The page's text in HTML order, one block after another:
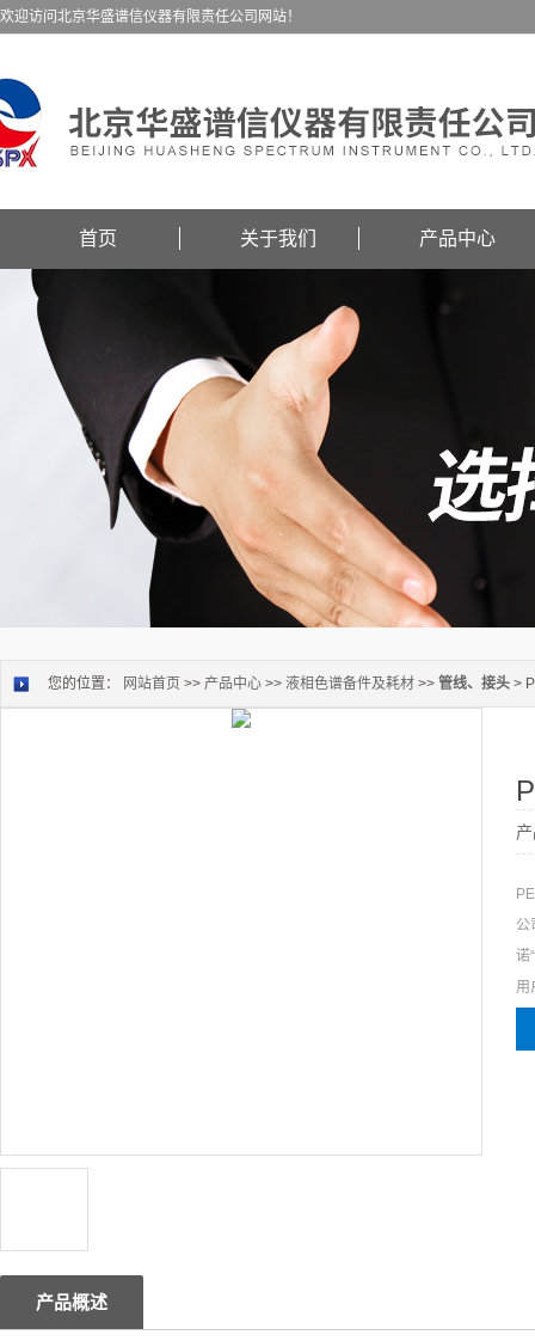
欢迎访问北京华盛谱信仪器有限责任公司网站！
首页 关于我们 产品中心
您的位置： 网站首页 >> 产品中心 >> 液相色谱备件及耗材 >> 管线、接头 >
公
诺
用
产品概述